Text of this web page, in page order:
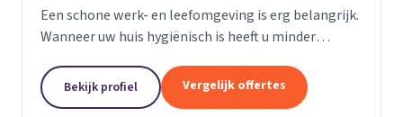
Een schone werk- en leefomgeving is erg belangrijk.
Wanneer uw huis hygiënisch is heeft u minder
een goede indruk op anderen, als uw bedrijfspand...
Bekijk profiel Vergelijk offertes